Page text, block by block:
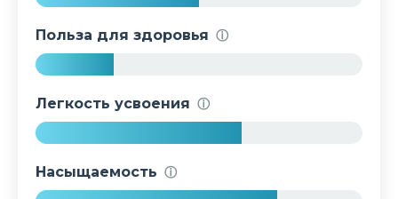
Польза для здоровья ⓘ
Легкость усвоения ⓘ
Насыщаемость ⓘ